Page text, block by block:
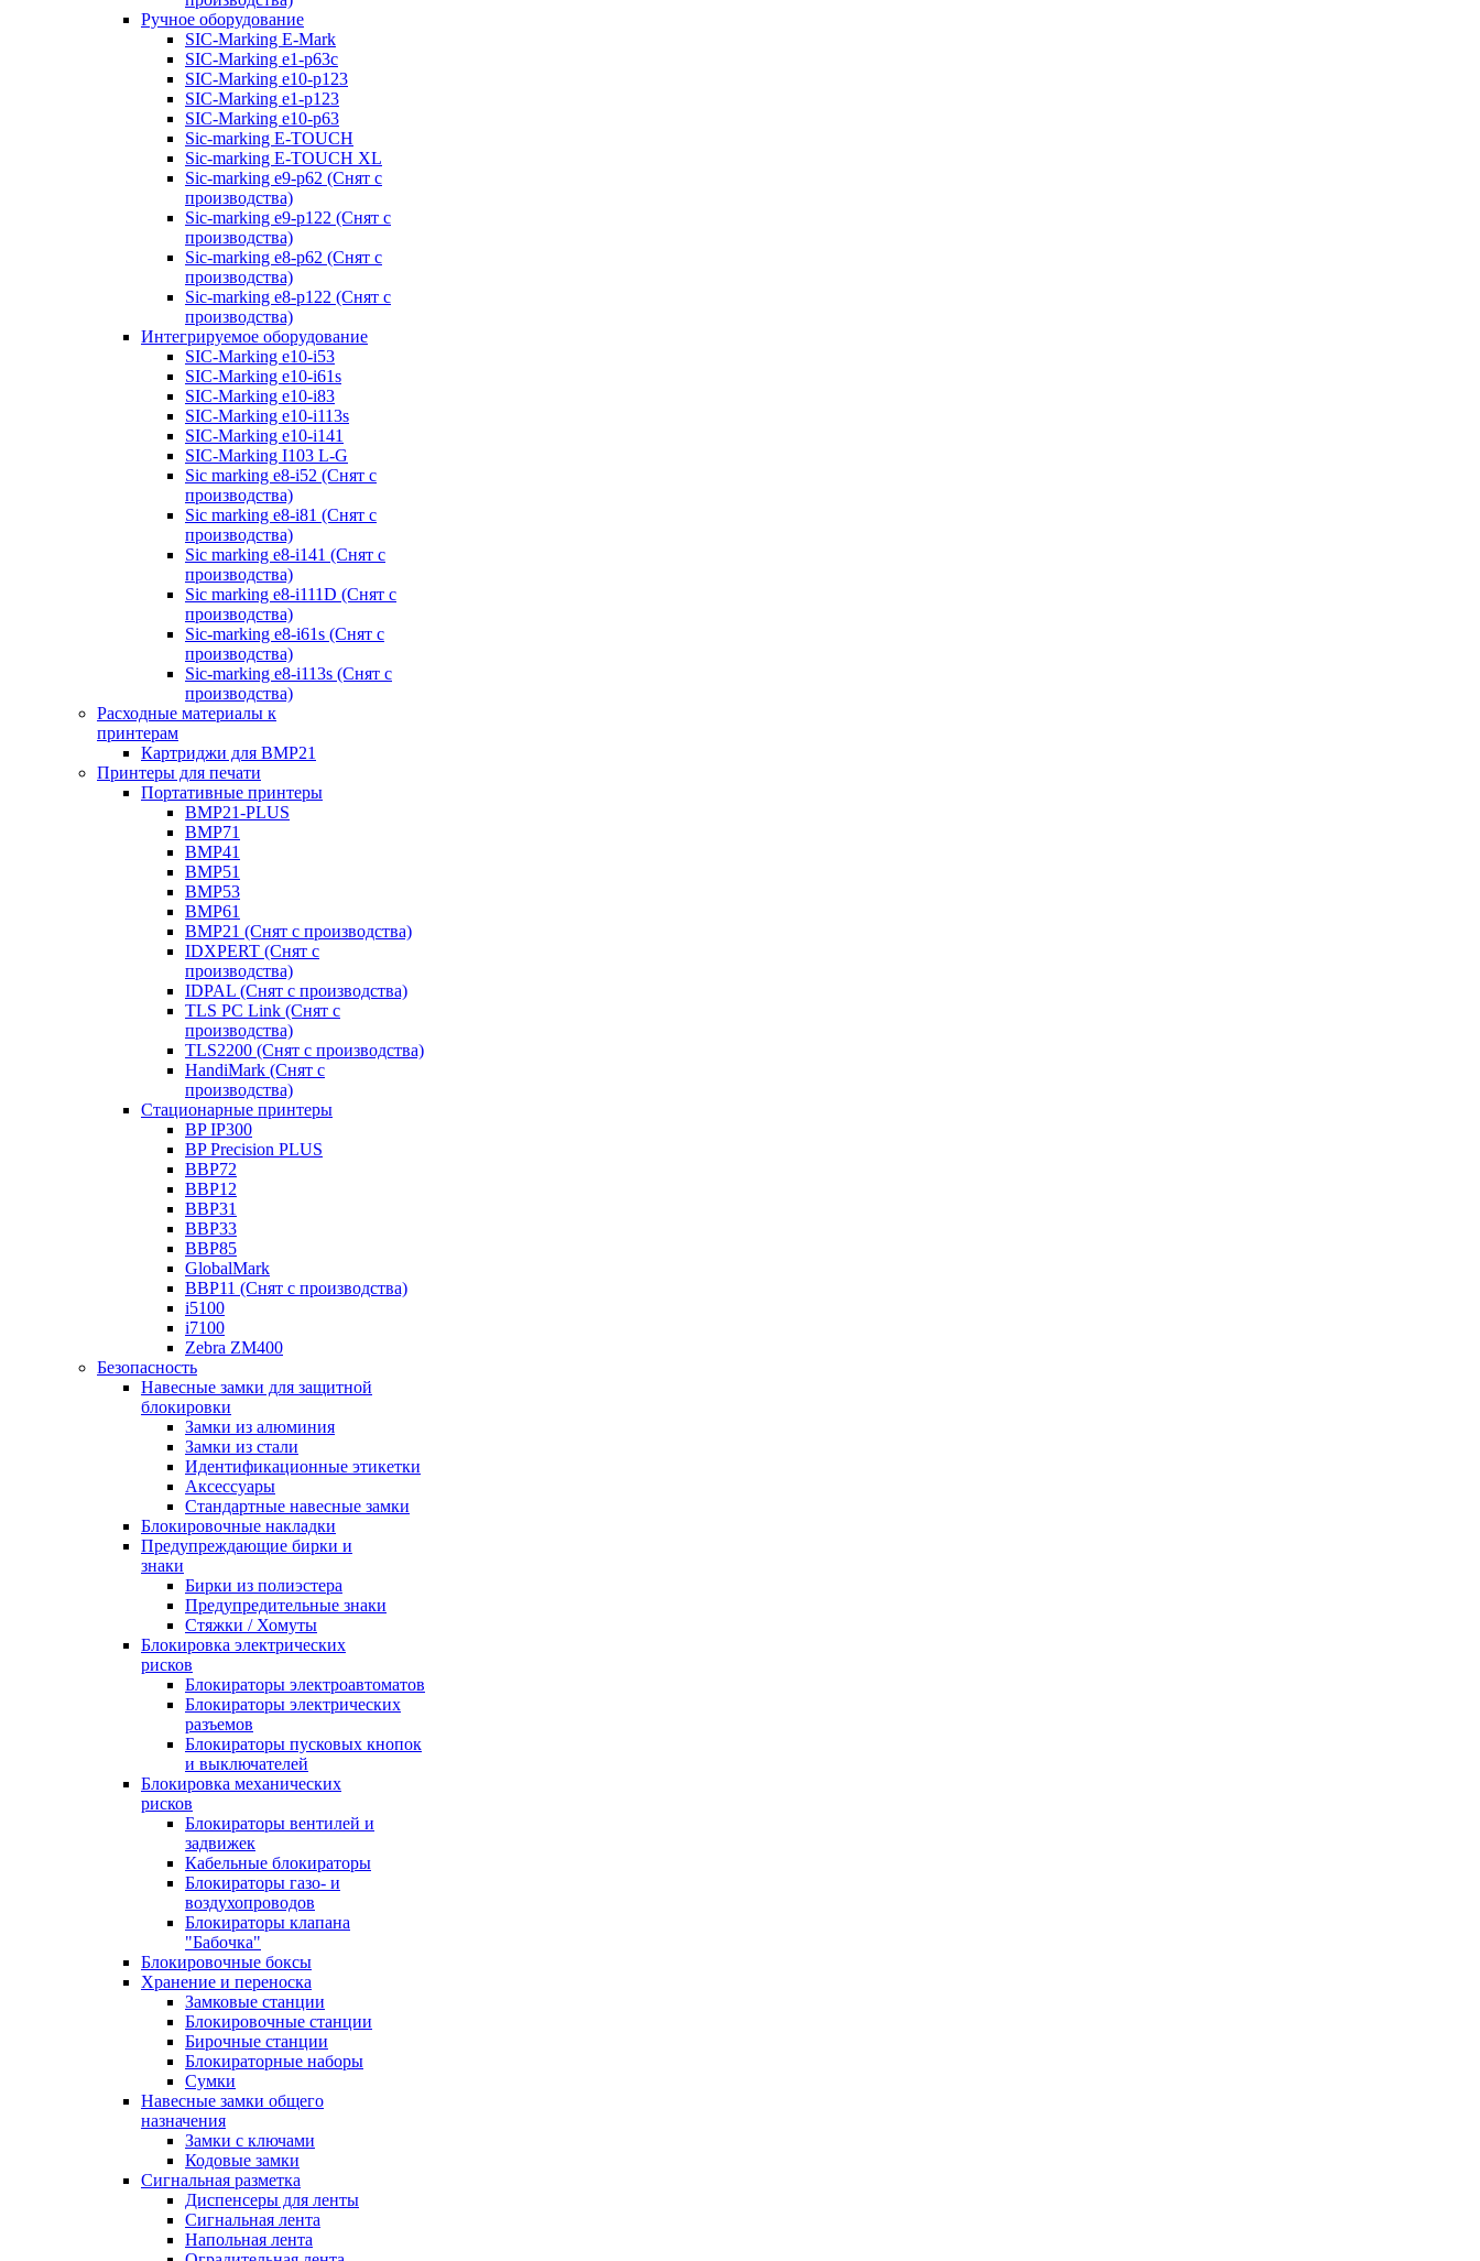
Ручное оборудование
SIC-Marking E-Mark
SIC-Marking e1-p63с
SIC-Marking e10-p123
SIC-Marking e1-p123
SIC-Marking e10-p63
Sic-marking E-TOUCH
Sic-marking E-TOUCH XL
Sic-marking e9-p62 (Снят с
производства)
Sic-marking e9-p122 (Снят с
производства)
Sic-marking e8-p62 (Снят с
производства)
Sic-marking e8-p122 (Снят с
производства)
Интегрируемое оборудование
SIC-Marking e10-i53
SIC-Marking e10-i61s
SIC-Marking e10-i83
SIC-Marking e10-i113s
SIC-Marking e10-i141
SIC-Marking I103 L-G
Sic marking e8-i52 (Снят с
производства)
Sic marking e8-i81 (Снят с
производства)
Sic marking e8-i141 (Снят с
производства)
Sic marking e8-i111D (Снят с
производства)
Sic-marking e8-i61s (Снят с
производства)
Sic-marking e8-i113s (Снят с
производства)
Расходные материалы к
принтерам
Картриджи для BMP21
Принтеры для печати
Портативные принтеры
BMP21-PLUS
BMP71
BMP41
BMP51
BMP53
BMP61
BMP21 (Снят с производства)
IDXPERT (Снят с
производства)
IDPAL (Снят с производства)
TLS PC Link (Снят с
производства)
TLS2200 (Снят с производства)
HandiMark (Снят с
производства)
Стационарные принтеры
BP IP300
BP Precision PLUS
BBP72
BBP12
BBP31
BBP33
BBP85
GlobalMark
BBP11 (Снят с производства)
i5100
i7100
Zebra ZM400
Безопасность
Навесные замки для защитной
блокировки
Замки из алюминия
Замки из стали
Идентификационные этикетки
Аксессуары
Стандартные навесные замки
Блокировочные накладки
Предупреждающие бирки и
знаки
Бирки из полиэстера
Предупредительные знаки
Стяжки / Хомуты
Блокировка электрических
рисков
Блокираторы электроавтоматов
Блокираторы электрических
разъемов
Блокираторы пусковых кнопок
и выключателей
Блокировка механических
рисков
Блокираторы вентилей и
задвижек
Кабельные блокираторы
Блокираторы газо- и
воздухопроводов
Блокираторы клапана
"Бабочка"
Блокировочные боксы
Хранение и переноска
Замковые станции
Блокировочные станции
Бирочные станции
Блокираторные наборы
Сумки
Навесные замки общего
назначения
Замки с ключами
Кодовые замки
Сигнальная разметка
Диспенсеры для ленты
Сигнальная лента
Напольная лента